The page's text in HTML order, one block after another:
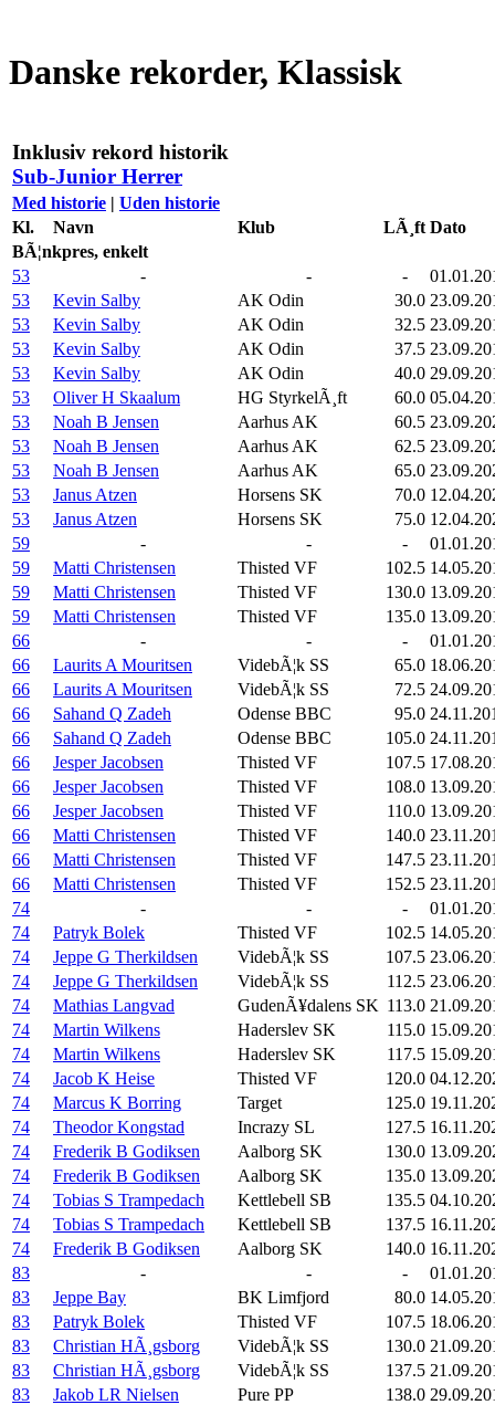
Danske rekorder, Klassisk
Inklusiv rekord historik
Sub-Junior Herrer
Med historie | Uden historie
Kl.
Navn Klub LÃ¸ft Dato
BÃ¦nkpres, enkelt
53
- - -
53
Kevin Salby AK Odin 30.0
53
Kevin Salby AK Odin 32.5
53
Kevin Salby AK Odin 37.5
53
Kevin Salby AK Odin 40.0
53
Oliver H Skaalum HG StyrkelÃ¸ft 60.0
53
Noah B Jensen Aarhus AK 60.5
53
Noah B Jensen Aarhus AK 62.5
53
Noah B Jensen Aarhus AK 65.0
53
Janus Atzen Horsens SK 70.0
53
Janus Atzen Horsens SK 75.0
59
- - -
59
Matti Christensen Thisted VF 102.5
59
Matti Christensen Thisted VF 130.0
59
Matti Christensen Thisted VF 135.0
66
- - -
66
Laurits A Mouritsen VidebÃ¦k SS 65.0
66
Laurits A Mouritsen VidebÃ¦k SS 72.5
66
Sahand Q Zadeh Odense BBC 95.0
66
Sahand Q Zadeh Odense BBC 105.0
66
Jesper Jacobsen Thisted VF 107.5
66
Jesper Jacobsen Thisted VF 108.0
66
Jesper Jacobsen Thisted VF 110.0
66
Matti Christensen Thisted VF 140.0
66
Matti Christensen Thisted VF 147.5
66
Matti Christensen Thisted VF 152.5
74
- - -
74
Patryk Bolek Thisted VF 102.5
74
Jeppe G Therkildsen VidebÃ¦k SS 107.5
74
Jeppe G Therkildsen VidebÃ¦k SS 112.5
74
Mathias Langvad GudenÃ¥dalens SK 113.0
74
Martin Wilkens Haderslev SK 115.0
74
Martin Wilkens Haderslev SK 117.5
74
Jacob K Heise Thisted VF 120.0
74
Marcus K Borring Target 125.0
74
Theodor Kongstad Incrazy SL 127.5
74
Frederik B Godiksen Aalborg SK 130.0
74
Frederik B Godiksen Aalborg SK 135.0
74
Tobias S Trampedach Kettlebell SB 135.5
74
Tobias S Trampedach Kettlebell SB 137.5
74
Frederik B Godiksen Aalborg SK 140.0
83
- - -
83
Jeppe Bay BK Limfjord 80.0
83
Patryk Bolek Thisted VF 107.5
83
Christian HÃ¸gsborg VidebÃ¦k SS 130.0
83
Christian HÃ¸gsborg VidebÃ¦k SS 137.5
83
Jakob LR Nielsen Pure PP 138.0